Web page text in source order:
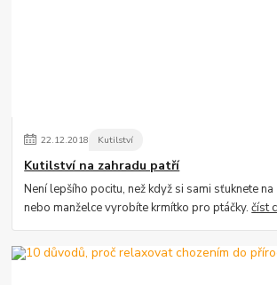
22.12.2018 Kutilství
Kutilství na zahradu patří
Není lepšího pocitu, než když si sami sťuknete
nebo manželce vyrobíte krmítko pro ptáčky.číst